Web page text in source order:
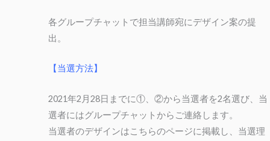
各グループチャットで担当講師宛にデザイン案の提
出。
【当選方法】
2021年2月28日までに①、②から当選者を2名選び、当
選者にはグループチャットからご連絡します。
当選者のデザインはこちらのページに掲載し、当選理